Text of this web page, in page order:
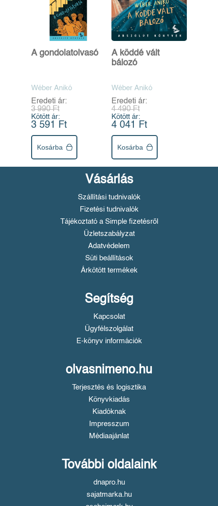
A gondolatolvasó
Wéber Anikó
Eredeti ár:
3 990 Ft
Kötött ár:
3 591 Ft
Kosárba
A köddé vált
bálozó
Wéber Anikó
Eredeti ár:
4 490 Ft
Kötött ár:
4 041 Ft
Kosárba
Vásárlás
Szállítási tudnivalók
Fizetési tudnivalók
Tájékoztató a Simple fizetésről
Üzletszabályzat
Adatvédelem
Süti beállítások
Árkötött termékek
Segítség
Kapcsolat
Ügyfélszolgálat
E-könyv információk
olvasnimeno.hu
Terjesztés és logisztika
Könyvkiadás
Kiadóknak
Impresszum
Médiaajánlat
További oldalaink
dnapro.hu
sajatmarka.hu